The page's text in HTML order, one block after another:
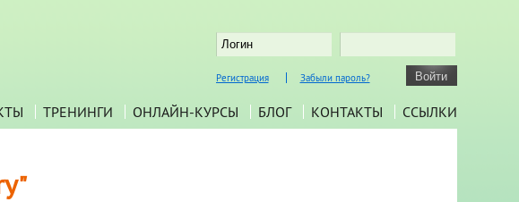
Регистрация Забыли пароль?
ТРЕНИНГИ ОНЛАЙН-КУРСЫ БЛОГ КОНТАКТЫ ССЫЛКИ